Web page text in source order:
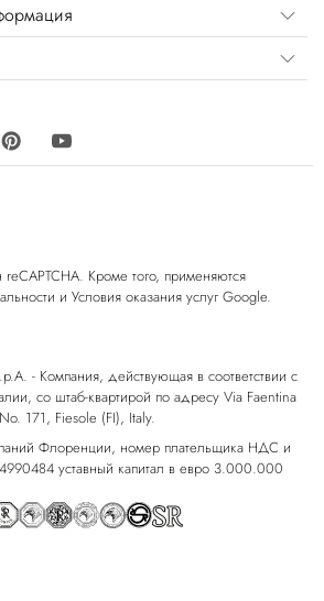
Кроме того, применяются
и Условия оказания услуг Google.
- Компания, действующая в соответствии с
со штаб-квартирой по адресу Via Faentina
No. 171, Fiesole (FI), Italy.
Флоренции, номер плательщика НДС и
уставный капитал в евро 3.000.000